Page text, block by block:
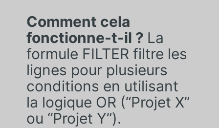
Comment cela
fonctionne-t-il ? La
formule FILTER filtre les
lignes pour plusieurs
conditions en utilisant
la logique OR (“Projet X”
ou “Projet Y”).